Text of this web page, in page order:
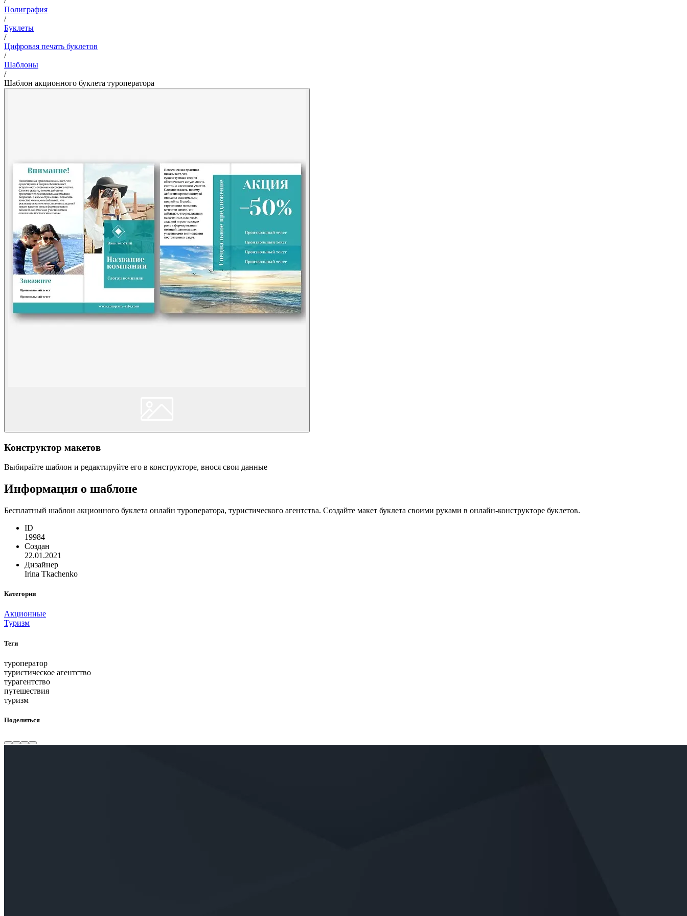
Полиграфия
/
Буклеты
/
Цифровая печать буклетов
/
Шаблоны
/
Шаблон акционного буклета туроператора
Конструктор макетов
Выбирайте шаблон и редактируйте его в конструкторе, внося свои данные
Информация о шаблоне
Бесплатный шаблон акционного буклета онлайн туроператора, туристического агентства. Создайте макет буклета своими руками в онлайн-конструкторе буклетов.
ID
19984
Создан
22.01.2021
Дизайнер
Irina Tkachenko
Категории
Акционные
Туризм
Теги
туроператор
туристическое агентство
турагентство
путешествия
туризм
Поделиться